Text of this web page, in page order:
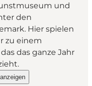
und
den
Hier spielen
zu einem
das ganze Jahr
of Modern Art -
Museum of Modern Art -